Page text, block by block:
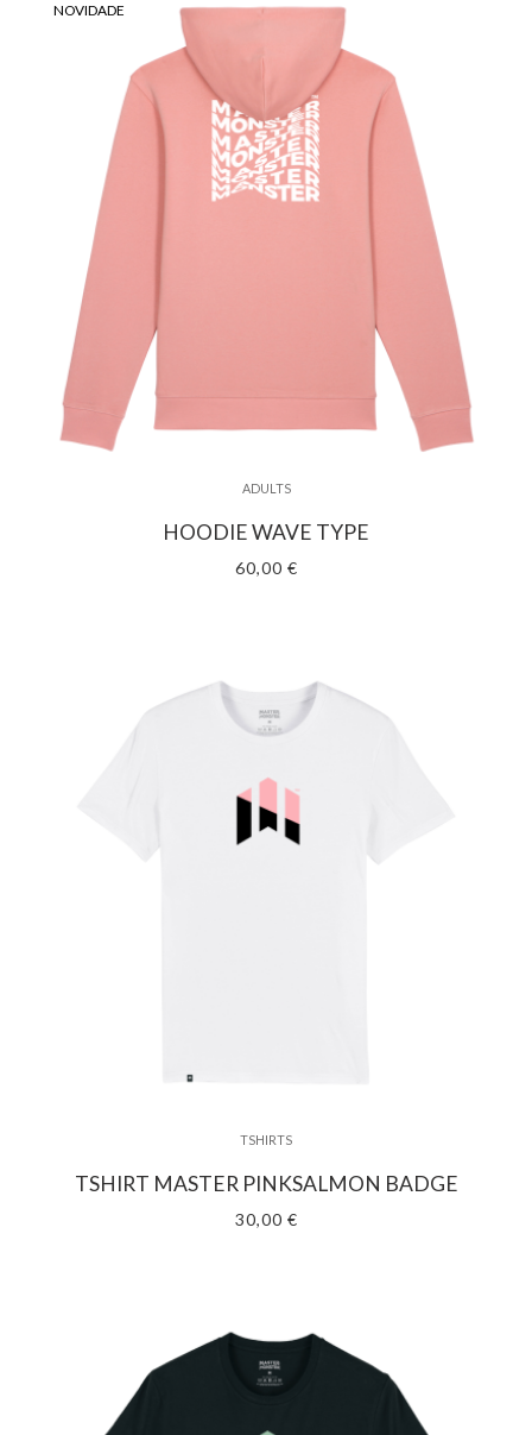
NOVIDADE
ADULTS
HOODIE WAVE TYPE
60,00 €
TSHIRTS
TSHIRT MASTER PINKSALMON BADGE
30,00 €